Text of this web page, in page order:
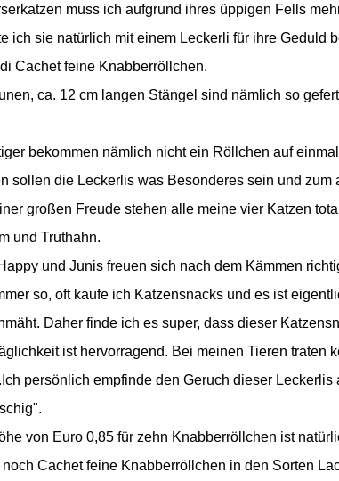
muss ich aufgrund ihres üppigen Fells
ich sie natürlich mit einem Leckerli für ihre Geduld
Cachet feine Knabberröllchen.
ca. 12 cm langen Stängel sind nämlich so
bekommen nämlich nicht ein Röllchen auf
sollen die Leckerlis was Besonderes sein und
großen Freude stehen alle meine vier Katzen
und Truthahn.
und Junis freuen sich nach dem Kämmen
so, oft kaufe ich Katzensnacks und es ist
Daher finde ich es super, dass dieser
ist hervorragend. Bei meinen Tieren traten
persönlich empfinde den Geruch dieser
von Euro 0,85 für zehn Knabberröllchen ist
Cachet feine Knabberröllchen in den Sorten